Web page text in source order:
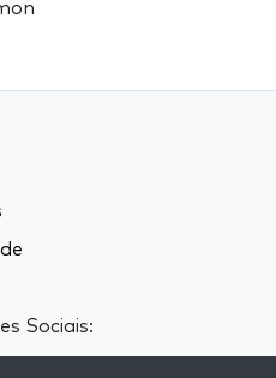
Sociais: